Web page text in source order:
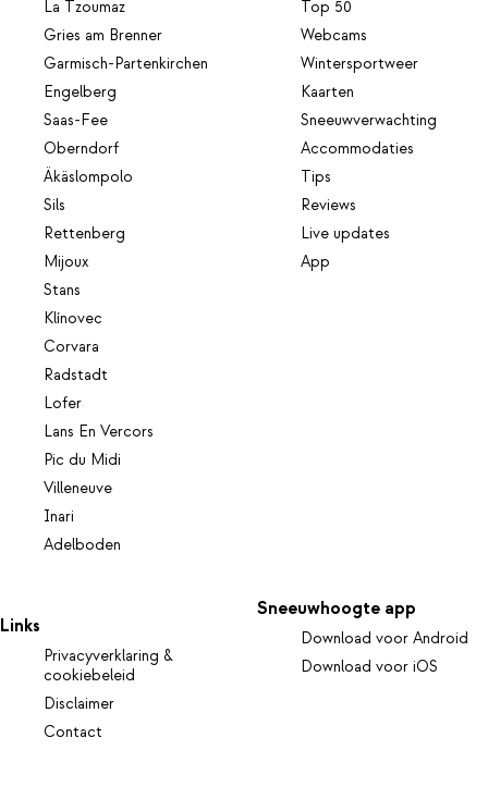
La Tzoumaz
Gries am Brenner
Garmisch-Partenkirchen
Engelberg
Saas-Fee
Oberndorf
Äkäslompolo
Sils
Rettenberg
Mijoux
Stans
Klínovec
Corvara
Radstadt
Lofer
Lans En Vercors
Pic du Midi
Villeneuve
Inari
Adelboden
Top 50
Webcams
Wintersportweer
Kaarten
Sneeuwverwachting
Accommodaties
Tips
Reviews
Live updates
App
Links
Privacyverklaring &
cookiebeleid
Disclaimer
Contact
Sneeuwhoogte app
Download voor Android
Download voor iOS